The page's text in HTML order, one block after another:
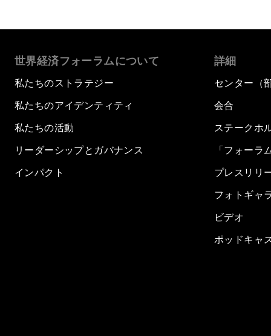
世界経済フォーラムについて
私たちのストラテジー
私たちのアイデンティティ
私たちの活動
リーダーシップとガバナンス
インパクト
詳細
センター（
会合
ステークホ
「フォーラ
プレスリリ
フォトギャ
ビデオ
ポッドキャ